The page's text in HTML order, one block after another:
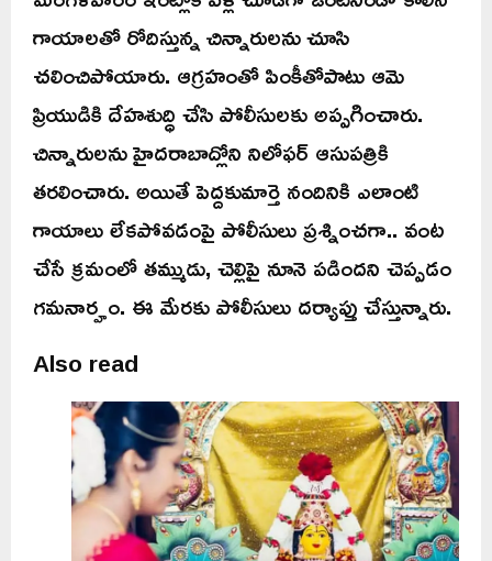
గాయాలతో రోదిస్తున్న చిన్నారులను చూసి
చలించిపోయారు. ఆగ్రహంతో పింకీతోపాటు ఆమె
ప్రియుడికి దేహశుద్ధి చేసి పోలీసులకు అప్పగించారు.
చిన్నారులను హైదరాబాద్లోని నిలోఫర్ ఆసుపత్రికి
తరలించారు. అయితే పెద్దకుమార్తె నందినికి ఎలాంటి
గాయాలు లేకపోవడంపై పోలీసులు ప్రశ్నించగా.. వంట
చేసే క్రమంలో తమ్ముడు, చెల్లిపై నూనె పడిందని చెప్పడం
గమనార్హం. ఈ మేరకు పోలీసులు దర్యాప్తు చేస్తున్నారు.
Also read